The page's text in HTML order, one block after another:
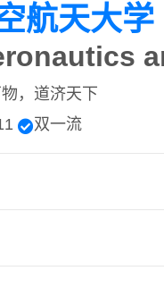
航天大学
，道济天下
双一流